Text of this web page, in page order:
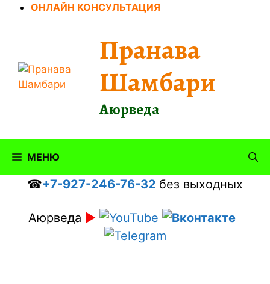
ПерейтиОНЛАЙН КОНСУЛЬТАЦИЯ
Пранава
Шамбари
Аюрведа
МЕНЮ
☎+7-927-246-76-32 без выходных
Аюрведа ►